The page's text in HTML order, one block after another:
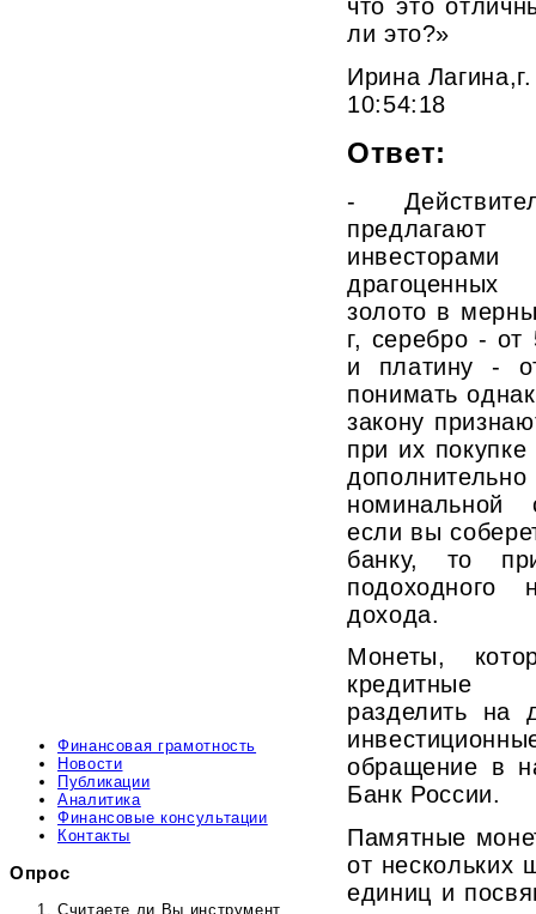
Финансовая грамотность
Новости
Публикации
Аналитика
Финансовые консультации
Контакты
Опрос
Считаете ли Вы инструмент
что это
ли это?»
Ирина
10:54:18
Ответ:
-
золото в
г, серебро -
и платину -
понимать
закону
при их
номинальной
если вы
банку, то
подоходного
дохода.
Монеты,
кредитные
разделить на
обращение в
Банк России.
Памятные
от нескольких
единиц и